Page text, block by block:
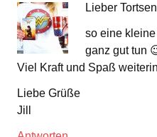
Lieber
so eine
ganz gut tun
Viel Kraft und Spaß
Liebe Grüße
Jill